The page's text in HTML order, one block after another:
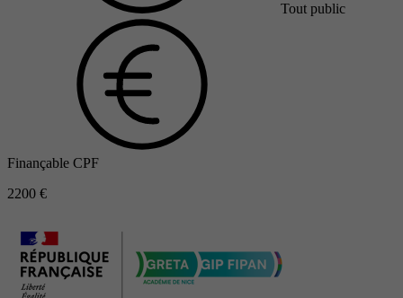
Tout public
Finançable CPF
2200 €